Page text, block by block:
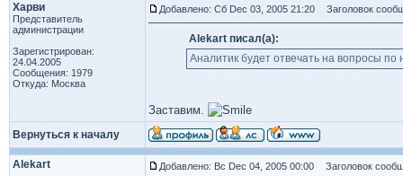
Харви
Представитель
администрации
Зарегистрирован:
24.04.2005
Сообщения: 1979
Откуда: Москва
Добавлено: Сб Dec 03, 2005 21:20 Заголовок
Alekart писал(а):
Аналитик будет отвечать на вопросы
Заставим.
Вернуться к началу
Alekart Добавлено: Вс Dec 04, 2005 00:00 Заголовок